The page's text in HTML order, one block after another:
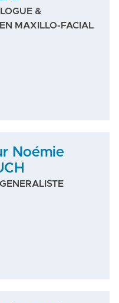
&
MAXILLO-FACIAL
Noémie